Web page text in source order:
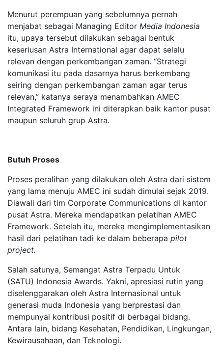
Menurut perempuan yang sebelumnya pernah
menjabat sebagai Managing Editor Media Indonesia
itu, upaya tersebut dilakukan sebagai bentuk
keseriusan Astra International agar dapat selalu
relevan dengan perkembangan zaman. “Strategi
komunikasi itu pada dasarnya harus berkembang
seiring dengan perkembangan zaman agar terus
relevan,” katanya seraya menambahkan AMEC
Integrated Framework ini diterapkan baik kantor pusat
maupun seluruh grup Astra.
Butuh Proses
Proses peralihan yang dilakukan oleh Astra dari sistem
yang lama menuju AMEC ini sudah dimulai sejak 2019.
Diawali dari tim Corporate Communications di kantor
pusat Astra. Mereka mendapatkan pelatihan AMEC
Framework. Setelah itu, mereka mengimplementasikan
hasil dari pelatihan tadi ke dalam beberapa pilot
project.
Salah satunya, Semangat Astra Terpadu Untuk
(SATU) Indonesia Awards. Yakni, apresiasi rutin yang
diselenggarakan oleh Astra Internasional untuk
generasi muda Indonesia yang berprestasi dan
mempunyai kontribusi positif di berbagai bidang.
Antara lain, bidang Kesehatan, Pendidikan, Lingkungan,
Kewirausahaan, dan Teknologi.